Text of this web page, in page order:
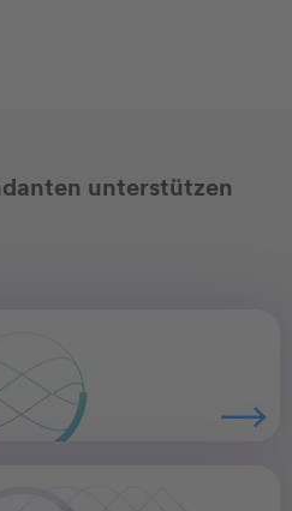
unterstützen